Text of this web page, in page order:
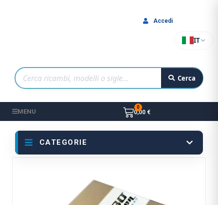
Cerca
IT
Accedi
MENU 0,00 €
CATEGORIE